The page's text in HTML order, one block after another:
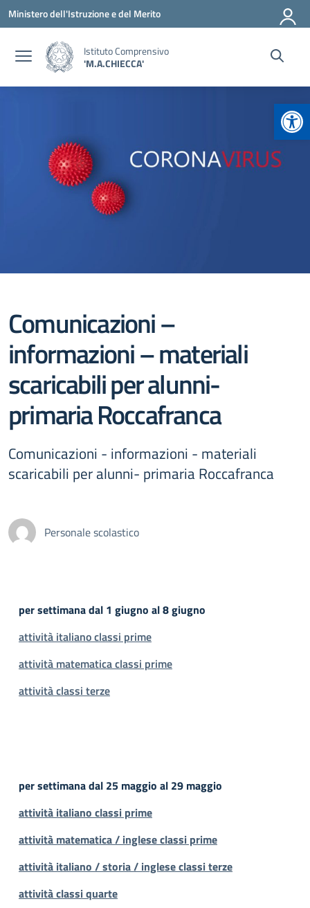
Vai ai contenuti
Vai al menu di navigazione
Vai al footer
Ministero dell'Istruzione e del Merito
Istituto Comprensivo
'M.A.CHIECCA'
Comunicazioni –
informazioni – materiali
scaricabili per alunni-
primaria Roccafranca
Comunicazioni - informazioni - materiali
scaricabili per alunni- primaria Roccafranca
Personale scolastico
per settimana dal 1 giugno al 8 giugno
attività italiano classi prime
attività matematica classi prime
attività classi terze
per settimana dal 25 maggio al 29 maggio
attività italiano classi prime
attività matematica / inglese classi prime
attività italiano / storia / inglese classi terze
attività classi quarte